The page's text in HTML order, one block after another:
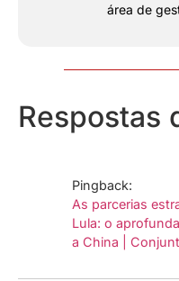
área de
Respostas
Pingback:
As parcerias
Lula: o
a China |